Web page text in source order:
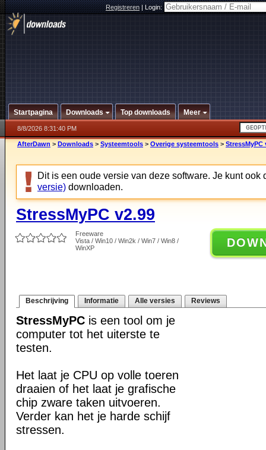
Registreren|Login:
Startpagina Downloads Top downloads Meer
8/8/2026 8:31:40 PM
AfterDawn > Downloads > Systeemtools > Overige systeemtools > StressMyPC
Dit is een oude versie van deze software. Je kunt ook
versie) downloaden.
StressMyPC v2.99
Freeware
Vista / Win10 / Win2k / Win7 / Win8 /
WinXP
Beschrijving Informatie Alle versies Reviews
StressMyPC is een tool om je
computer tot het uiterste te
testen.
Het laat je CPU op volle toeren
draaien of het laat je grafische
chip zware taken uitvoeren.
Verder kan het je harde schijf
stressen.